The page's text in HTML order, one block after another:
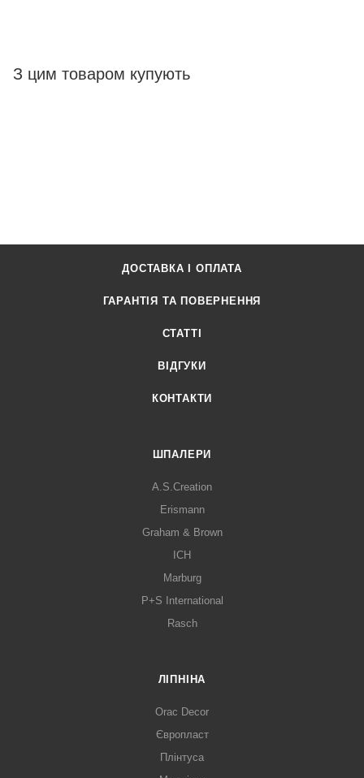
З цим товаром купують
ДОСТАВКА І ОПЛАТА
ГАРАНТІЯ ТА ПОВЕРНЕННЯ
СТАТТІ
ВІДГУКИ
КОНТАКТИ
ШПАЛЕРИ
A.S.Creation
Erismann
Graham & Brown
ICH
Marburg
P+S International
Rasch
ЛІПНІНА
Orac Decor
Європласт
Плінтуса